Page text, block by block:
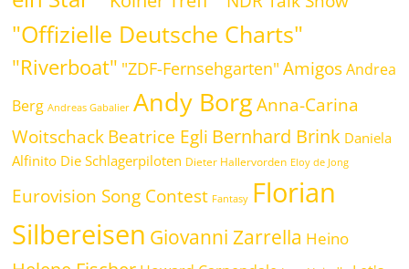
"Offizielle Deutsche Charts"
"Riverboat" "ZDF-Fernsehgarten" Amigos Andrea
Berg Andreas Gabalier Andy Borg Anna-Carina
WoitschackBeatrice Egli Bernhard Brink Daniela
Alfinito Die Schlagerpiloten Dieter Hallervorden Eloy de Jong
Eurovision Song Contest Fantasy Florian
Silbereisen Giovanni Zarrella Heino